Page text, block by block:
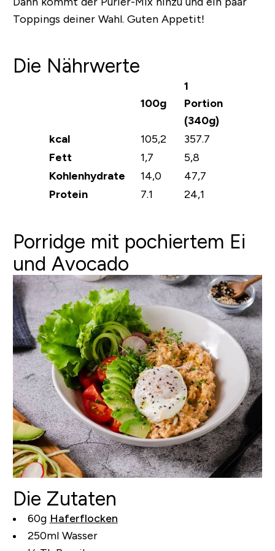
Toppings deiner Wahl. Guten Appetit!
Die Nährwerte
100g
1
Portion
(340g)
kcal
105,2
357.7
Fett
1,7
5,8
Kohlenhydrate
14,0
47,7
Protein
7.1 24,1
Porridge mit pochiertem Ei
und Avocado
Die Zutaten
60g Haferflocken
250ml Wasser